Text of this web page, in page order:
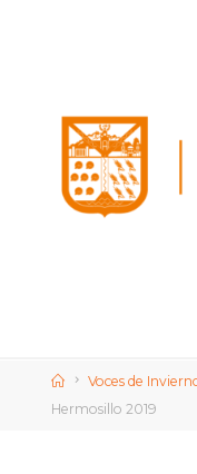
InicioVoces de
Hermosillo 2019